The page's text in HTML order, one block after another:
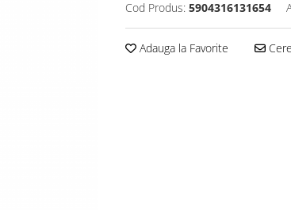
Cod Produs: 5904316131654
Adauga la Favorite